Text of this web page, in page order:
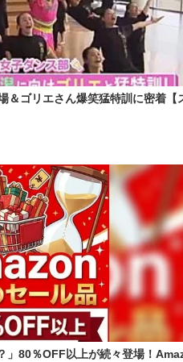
＆ゴリエさん爆笑猛特訓に密着【
」80％OFF以上が続々登場！